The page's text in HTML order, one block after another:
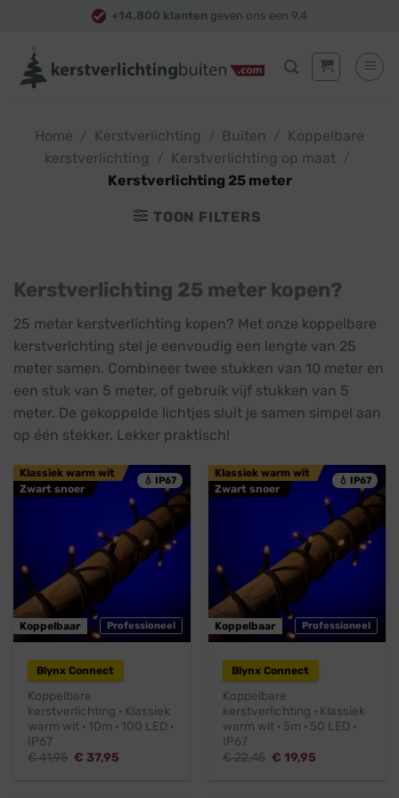
content
+14.800 klanten geven ons een 9,4
Home Kerstverlichting Buiten
Koppelbare
kerstverlichting
Kerstverlichting op maat
Kerstverlichting 25 meter
TOON FILTERS
Kerstverlichting 25 meter kopen?
25 meter kerstverlichting kopen? Met onze koppelbare
kerstverlchting stel je eenvoudig een lengte van 25
meter samen. Combineer twee stukken van 10 meter en
een stuk van 5 meter, of gebruik vijf stukken van 5
meter. De gekoppelde lichtjes sluit je samen simpel aan
op één stekker. Lekker praktisch!
💧 IP67
Professioneel
Klassiek warm wit
Zwart snoer
Koppelbaar
Blynx Connect
Koppelbare
kerstverlichting · Klassiek
warm wit · 10m · 100 LED ·
IP67
€41,95 Oorspronkelijke
€ 37,95
💧 IP67
Professioneel
Klassiek warm wit
Zwart snoer
Koppelbaar
Blynx Connect
Koppelbare
kerstverlichting · Klassiek
warm wit · 5m · 50 LED ·
IP67
€22,45 Oorspronkelijke
€ 19,95